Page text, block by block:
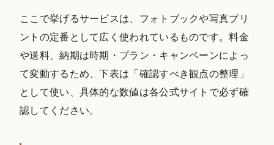
ここで挙げるサービスは、フォトブックや写真プリ
ントの定番として広く使われているものです。料金
や送料、納期は時期・プラン・キャンペーンによっ
て変動するため、下表は「確認すべき観点の整理」
として使い、具体的な数値は各公式サイトで必ず確
認してください。